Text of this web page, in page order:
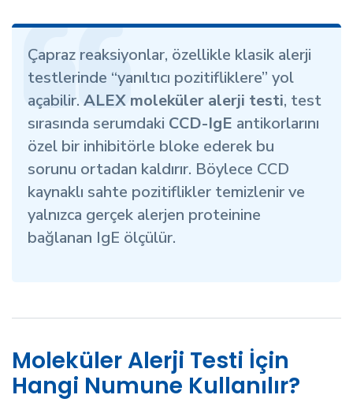
Çapraz reaksiyonlar, özellikle klasik alerji
testlerinde “yanıltıcı pozitifliklere” yol
açabilir. ALEX moleküler alerji testi, test
sırasında serumdaki CCD-IgE antikorlarını
özel bir inhibitörle bloke ederek bu
sorunu ortadan kaldırır. Böylece CCD
kaynaklı sahte pozitiflikler temizlenir ve
yalnızca gerçek alerjen proteinine
bağlanan IgE ölçülür.
Moleküler Alerji Testi İçin
Hangi Numune Kullanılır?